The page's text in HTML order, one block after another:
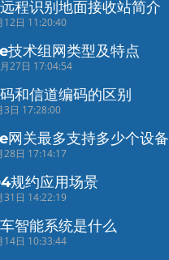
程识别地面接收站简介
12日 11:20:40
术组网类型及特点
27日 17:04:54
和信道编码的区别
3日 17:28:00
关最多支持多少个设备
28日 17:14:17
规约应用场景
31日 14:22:19
智能系统是什么
14日 10:33:44